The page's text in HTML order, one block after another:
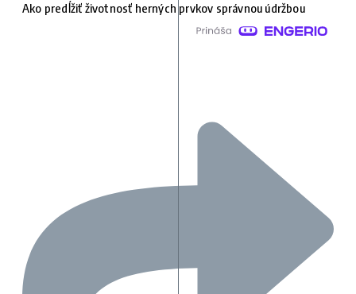
Ako predĺžiť životnosť herných prvkov správnou údržbou